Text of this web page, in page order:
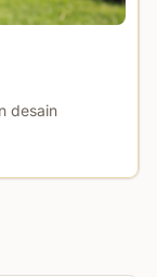
desain